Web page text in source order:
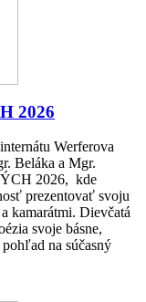
2026
Werferova
Beláka a Mgr.
2026, kde
prezentovať svoju
kamarátmi. Dievčatá
svoje básne,
na súčasný